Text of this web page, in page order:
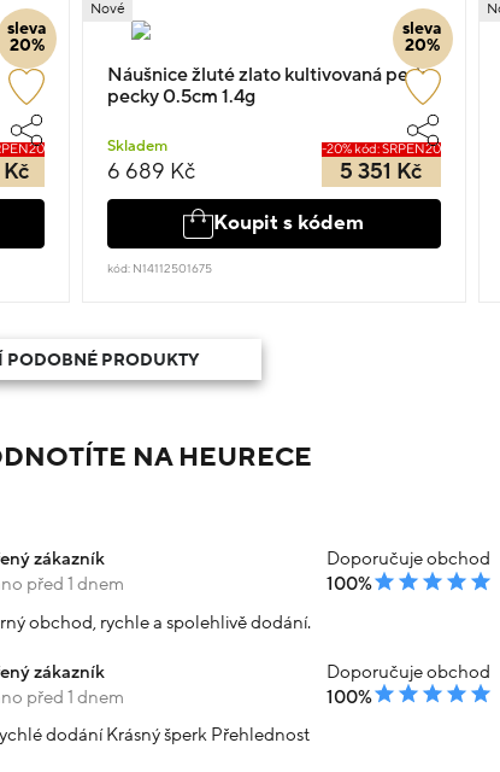
sleva
20%
sleva
20%
Nové
Náušnice žluté zlato kultivovaná perla
pecky 0.5cm 1.4g
Skladem
6 689 Kč
-20% kód: SRPEN20
5 351 Kč
Koupit s kódem
kód: N14112501675
PODOBNÉ PRODUKTY
NA HEURECE
zákazník
před 1 dnem
Doporučuje obchod
100%
obchod, rychle a spolehlivě dodání.
zákazník
před 1 dnem
Doporučuje obchod
100%
dodání Krásný šperk Přehlednost